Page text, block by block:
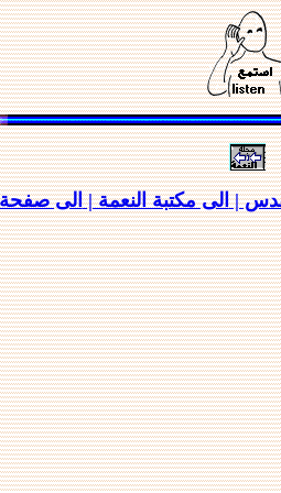
|الى مكتبة النعمة |الى صفحة